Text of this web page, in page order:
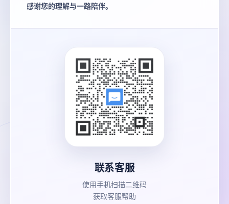
感谢您的理解与一路陪伴。
联系客服
使用手机扫描二维码
获取客服帮助